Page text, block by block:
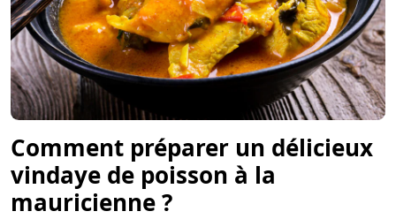
Comment préparer un délicieux
vindaye de poisson à la
mauricienne ?